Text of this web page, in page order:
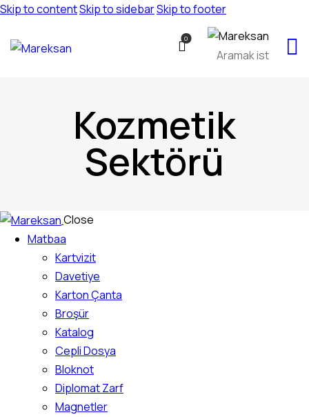
Skip to contentSkip to sidebarSkip to footer
0
Kozmetik
Sektörü
Close
Matbaa
Kartvizit
Davetiye
Karton Çanta
Broşür
Katalog
Cepli Dosya
Bloknot
Diplomat Zarf
Magnetler